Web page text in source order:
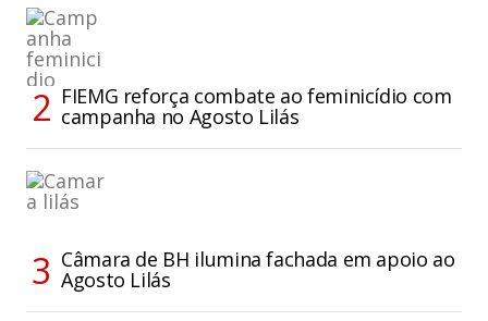
FIEMG reforça combate ao feminicídio com
campanha no Agosto Lilás
Câmara de BH ilumina fachada em apoio ao
Agosto Lilás